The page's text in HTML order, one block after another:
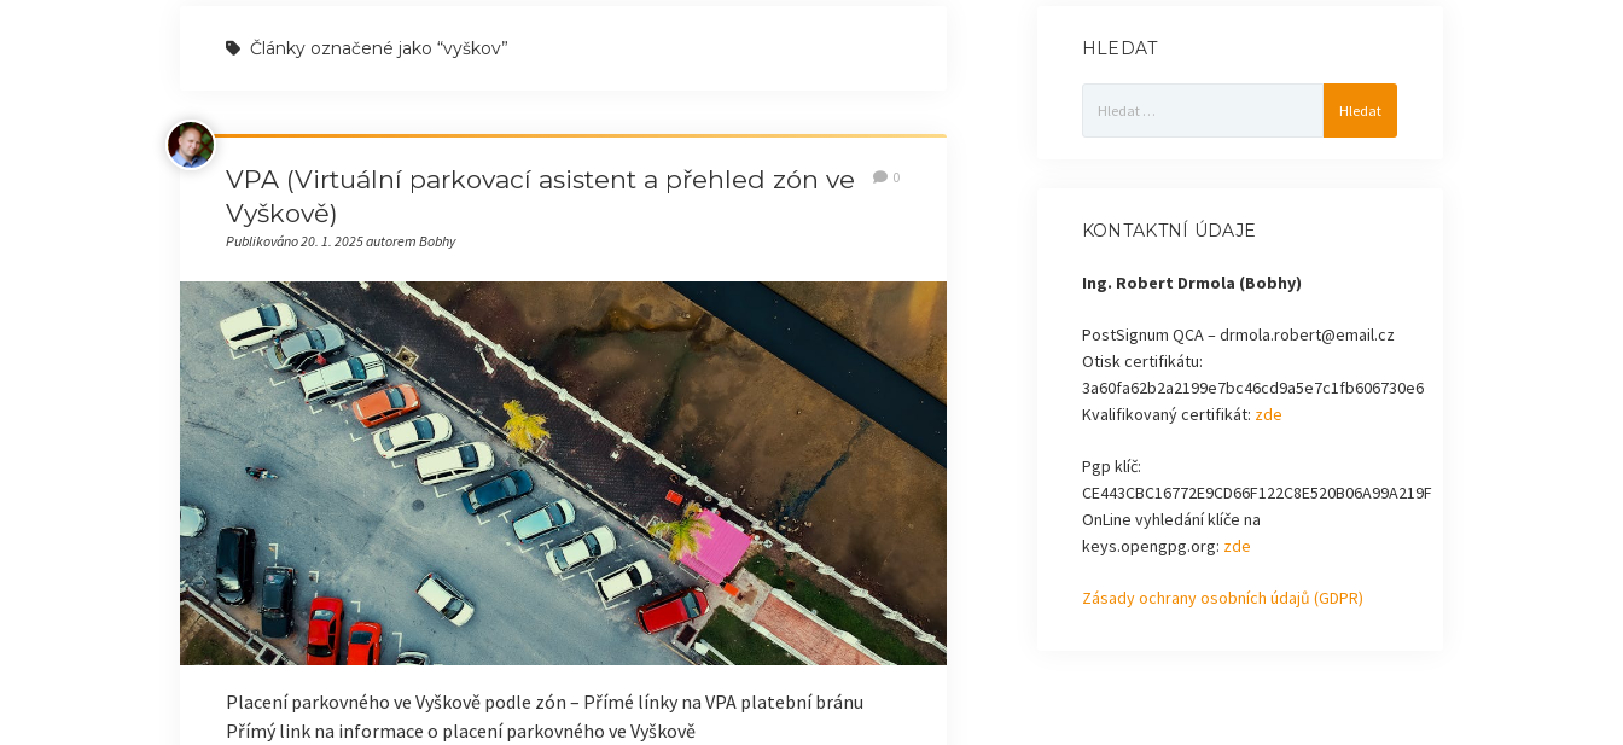
Články označené jako “vyškov”
VPA (Virtuální parkovací asistent a přehled zón ve
Vyškově)
Publikováno 20. 1. 2025 autorem Bobhy
0
Placení parkovného ve Vyškově podle zón – Přímé línky na VPA platební bránu
Přímý link na informace o placení parkovného ve Vyškově
HLEDAT
KONTAKTNÍ ÚDAJE
Ing. Robert Drmola (Bobhy)
PostSignum QCA – drmola.robert@email.cz
Otisk certifikátu:
3a60fa62b2a2199e7bc46cd9a5e7c1fb606730e6
Kvalifikovaný certifikát: zde
Pgp klíč:
CE443CBC16772E9CD66F122C8E520B06A99A219F
OnLine vyhledání klíče na
keys.opengpg.org: zde
Zásady ochrany osobních údajů (GDPR)